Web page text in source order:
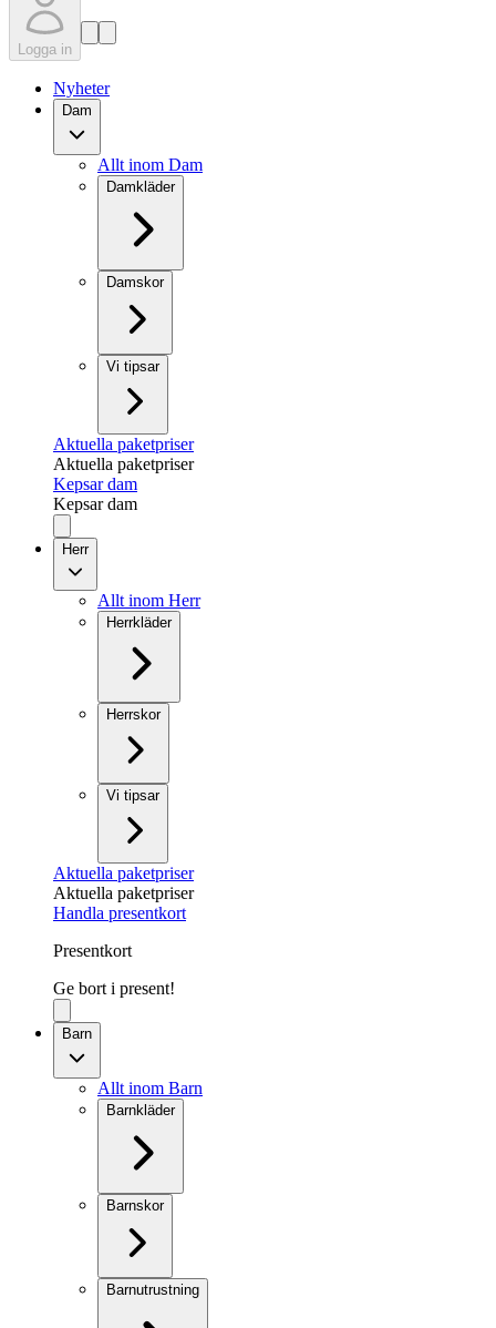
Logga in
Nyheter
Dam
Allt inom Dam
Damkläder
Damskor
Vi tipsar
Aktuella paketpriser
Aktuella paketpriser
Kepsar dam
Kepsar dam
Herr
Allt inom Herr
Herrkläder
Herrskor
Vi tipsar
Aktuella paketpriser
Aktuella paketpriser
Handla presentkort
Presentkort
Ge bort i present!
Barn
Allt inom Barn
Barnkläder
Barnskor
Barnutrustning